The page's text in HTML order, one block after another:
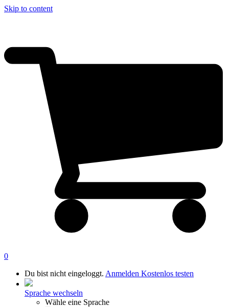
Skip to content
0
Du bist nicht eingeloggt. Anmelden Kostenlos testen
Sprache wechseln
Wähle eine Sprache